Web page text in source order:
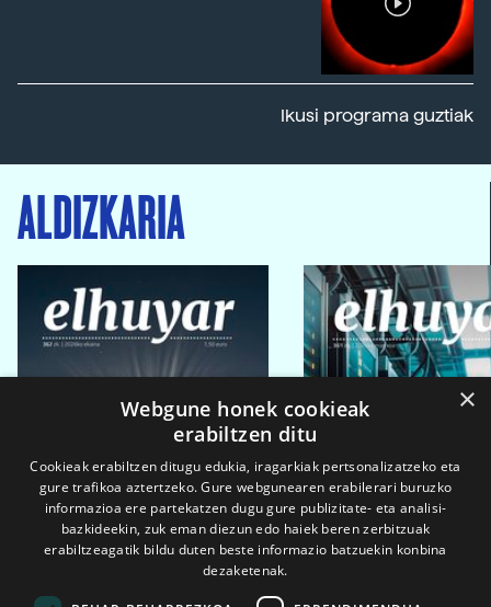
Ikusi programa guztiak
ALDIZKARIA
×
Webgune honek cookieak
erabiltzen ditu
Cookieak erabiltzen ditugu edukia, iragarkiak pertsonalizatzeko eta
gure trafikoa aztertzeko. Gure webgunearen erabilerari buruzko
informazioa ere partekatzen dugu gure publizitate- eta analisi-
bazkideekin, zuk eman diezun edo haiek beren zerbitzuak
erabiltzeagatik bildu duten beste informazio batzuekin konbina
dezaketenak.